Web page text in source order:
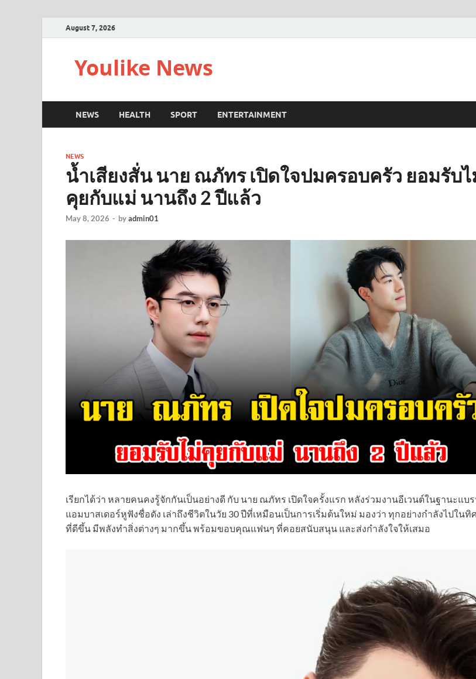
August 7, 2026
Youlike News
NEWS HEALTH SPORT ENTERTAINMENT
NEWS
น้ำเสียงสั่น นาย ณภัทร เปิดใจปมครอบครัว ยอมรับ
คุยกับแม่ นานถึง 2 ปีแล้ว
May 8, 2026 - byadmin01
เรียกได้ว่า หลายคนคงรู้จักกันเป็นอย่างดี กับ นาย ณภัทร เปิดใจครั้งแรก หลังร่วมงานอีเวนต์ในฐานะแบ
แอมบาสเดอร์หูฟังชื่อดัง เล่าถึงชีวิตในวัย 30 ปีที่เหมือนเป็นการเริ่มต้นใหม่ มองว่า ทุกอย่างกำลังไปในทิ
ที่ดีขึ้น มีพลังทำสิ่งต่างๆ มากขึ้น พร้อมขอบคุณแฟนๆ ที่คอยสนับสนุน และส่งกำลังใจให้เสมอ